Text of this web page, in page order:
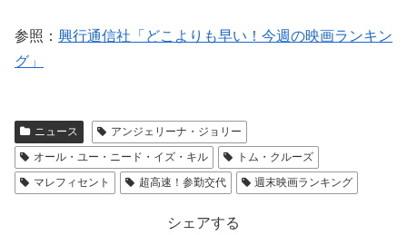
参照： 興行通信社「どこよりも早い！今週の映画ランキン
グ」
ニュース
アンジェリーナ・ジョリー
オール・ユー・ニード・イズ・キル
トム・クルーズ
マレフィセント
超高速！参勤交代 週末映画ランキング
シェアする